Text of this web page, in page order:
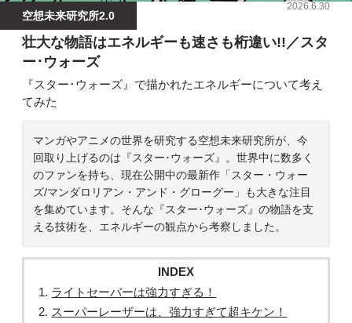
空想未来研究所2.0
2026.6.30
壮大な物語はエネルギーも速さも桁違い!!／スタ
ー･ウォーズ
『スター･ウォーズ』で描かれたエネルギーについて考え
てみた
マンガやアニメの世界を研究する空想未来研究所が、今
回取り上げるのは『スター･ウォーズ』。世界中に数多く
のファンを持ち、現在公開中の最新作「スター・ウォー
ズ/マンダロリアン・アンド・グローグー」も大きな注目
を集めています。そんな『スター･ウォーズ』の物語を支
える技術を、エネルギーの観点から考察しました。
INDEX
ライトセーバーは強力すぎる！
スーパーレーザーは、強力すぎて超キケン！